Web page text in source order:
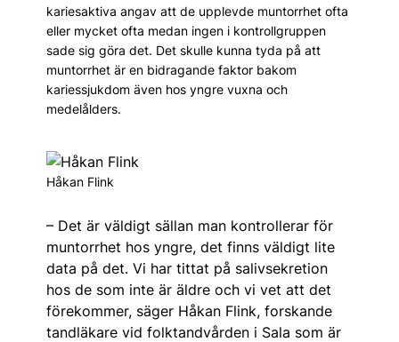
kariesaktiva angav att de upplevde muntorrhet ofta
eller mycket ofta medan ingen i kontrollgruppen
sade sig göra det. Det skulle kunna tyda på att
muntorrhet är en bidragande faktor bakom
kariessjukdom även hos yngre vuxna och
medelålders.
Håkan Flink
– Det är väldigt sällan man kontrollerar för
muntorrhet hos yngre, det finns väldigt lite
data på det. Vi har tittat på salivsekretion
hos de som inte är äldre och vi vet att det
förekommer, säger Håkan Flink, forskande
tandläkare vid folktandvården i Sala som är